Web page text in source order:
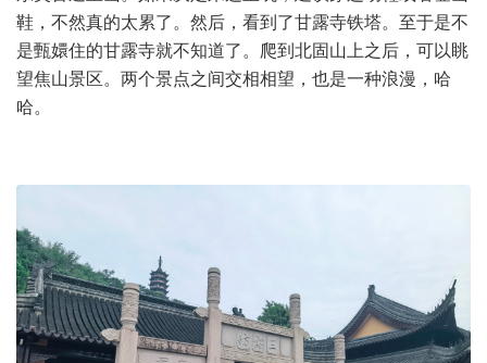
鞋，不然真的太累了。然后，看到了甘露寺铁塔。至于是不
是甄嬛住的甘露寺就不知道了。爬到北固山上之后，可以眺
望焦山景区。两个景点之间交相相望，也是一种浪漫，哈
哈。